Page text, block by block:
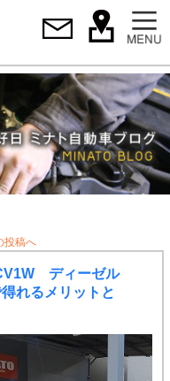
投稿へ
ディーゼル
れるメリットと